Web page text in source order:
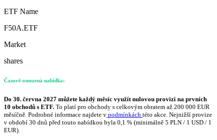
ETF Name
F50A.ETF
Market
shares
Časově omezená nabídka:
Do 30. června 2027 můžete každý měsíc využít nulovou provizi na prvních
10 obchodů s ETF. To platí pro obchody s celkovým obratem až 200 000 EUR
měsíčně. Podrobné informace najdete v podmínkách této akce. Nejnižší provize
v období 30 dnů před touto nabídkou byla 0,1 % (minimálně 5 PLN / 1 USD / 1
EUR).